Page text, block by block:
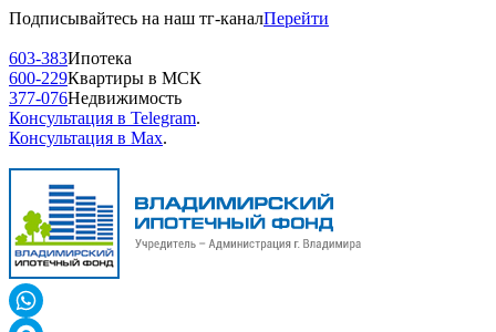
Подписывайтесь на наш тг-каналПерейти
603-383Ипотека
600-229Квартиры в МСК
377-076Недвижимость
Консультация в Telegram.
Консультация в Max.